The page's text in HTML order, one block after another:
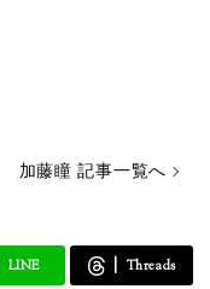
加藤瞳 記事一覧へ
LINE Threads